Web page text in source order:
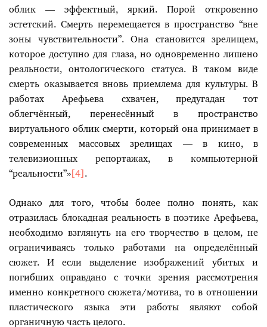
облик — эффектный, яркий. Порой откровенно
эстетский. Смерть перемещается в пространство “вне
зоны чувствительности”. Она становится зрелищем,
которое доступно для глаза, но одновременно лишено
реальности, онтологического статуса. В таком виде
смерть оказывается вновь приемлема для культуры. В
работах Арефьева схвачен, предугадан тот
облегчённый, перенесённый в пространство
виртуального облик смерти, который она принимает в
современных массовых зрелищах — в кино, в
телевизионных репортажах, в компьютерной
“реальности”» [4] .
Однако для того, чтобы более полно понять, как
отразилась блокадная реальность в поэтике Арефьева,
необходимо взглянуть на его творчество в целом, не
ограничиваясь только работами на определённый
сюжет. И если выделение изображений убитых и
погибших оправдано с точки зрения рассмотрения
именно конкретного сюжета/мотива, то в отношении
пластического языка эти работы являют собой
органичную часть целого.